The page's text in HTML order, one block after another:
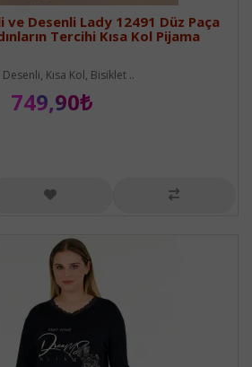
Desenli Lady 12491 Düz Paça
Tercihi Kısa Kol Pijama
Desenli, Kısa Kol, Bisiklet ..
749,90₺